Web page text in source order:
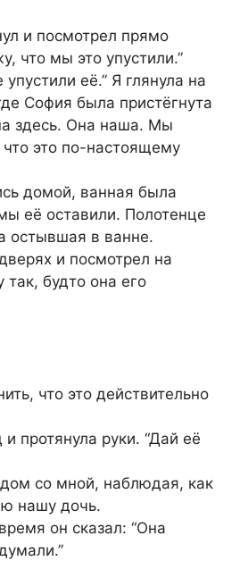
и посмотрел прямо
что мы это упустили.”
её.” Я глянула на
София была пристёгнута
здесь. Она наша. Мы
это по-настоящему
домой, ванная была
её оставили. Полотенце
остывшая в ванне.
и посмотрел на
так, будто она его
что это действительно
протянула руки. “Дай её
со мной, наблюдая, как
нашу дочь.
он сказал: “Она